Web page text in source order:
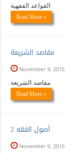
القواعد الفقهية
Read More »
مقاصد الشريعة
November 9, 2015
مقاصد الشريعة
Read More »
أصول الفقه 2
November 9, 2015